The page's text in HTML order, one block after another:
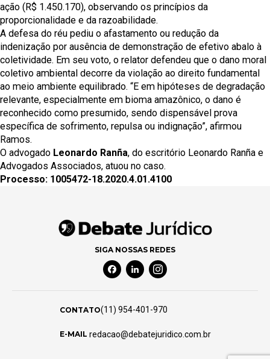
ação (R$ 1.450.170), observando os princípios da
proporcionalidade e da razoabilidade.
A defesa do réu pediu o afastamento ou redução da
indenização por ausência de demonstração de efetivo abalo à
coletividade. Em seu voto, o relator defendeu que o dano moral
coletivo ambiental decorre da violação ao direito fundamental
ao meio ambiente equilibrado. “E em hipóteses de degradação
relevante, especialmente em bioma amazônico, o dano é
reconhecido como presumido, sendo dispensável prova
específica de sofrimento, repulsa ou indignação”, afirmou
Ramos.
O advogado Leonardo Ranña, do escritório Leonardo Ranña e
Advogados Associados, atuou no caso.
Processo: 1005472-18.2020.4.01.4100
SIGA NOSSAS REDES
Facebook Social Media
Linkedin Social Media
Instagram Social Media
CONTATO(11) 954-401-970
E-MAIL redacao@debatejuridico.com.br